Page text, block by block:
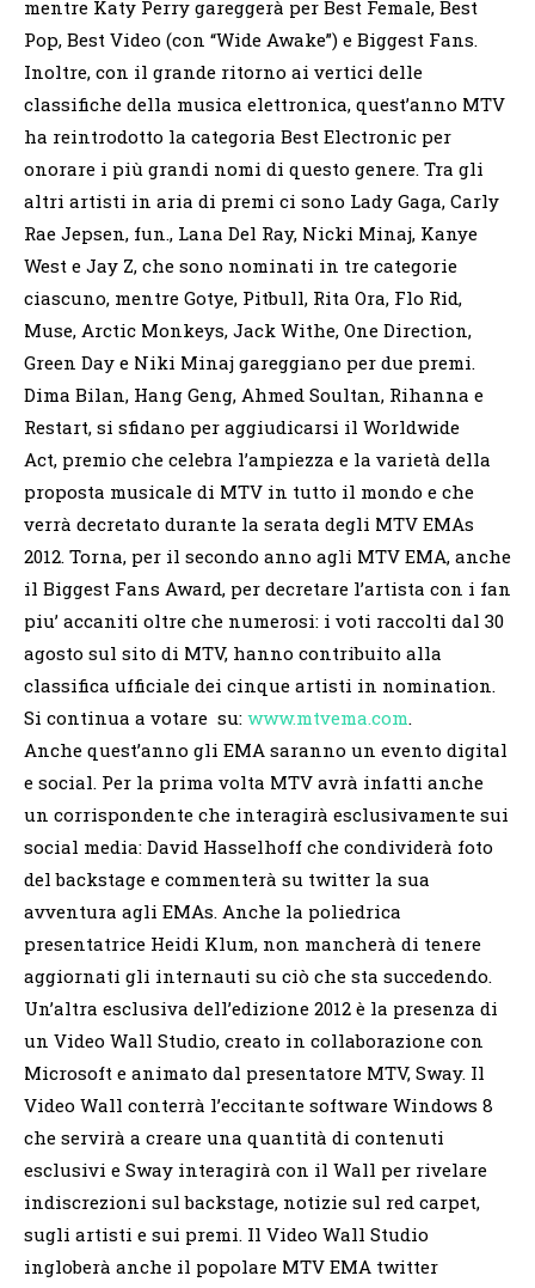
mentre Katy Perry gareggerà per Best Female, Best
Pop, Best Video (con “Wide Awake”) e Biggest Fans.
Inoltre, con il grande ritorno ai vertici delle
classifiche della musica elettronica, quest’anno MTV
ha reintrodotto la categoria Best Electronic per
onorare i più grandi nomi di questo genere. Tra gli
altri artisti in aria di premi ci sono Lady Gaga, Carly
Rae Jepsen, fun., Lana Del Ray, Nicki Minaj, Kanye
West e Jay Z, che sono nominati in tre categorie
ciascuno, mentre Gotye, Pitbull, Rita Ora, Flo Rid,
Muse, Arctic Monkeys, Jack Withe, One Direction,
Green Day e Niki Minaj gareggiano per due premi.
Dima Bilan, Hang Geng, Ahmed Soultan, Rihanna e
Restart, si sfidano per aggiudicarsi il Worldwide
Act, premio che celebra l’ampiezza e la varietà della
proposta musicale di MTV in tutto il mondo e che
verrà decretato durante la serata degli MTV EMAs
2012. Torna, per il secondo anno agli MTV EMA, anche
il Biggest Fans Award, per decretare l’artista con i fan
piu’ accaniti oltre che numerosi: i voti raccolti dal 30
agosto sul sito di MTV, hanno contribuito alla
classifica ufficiale dei cinque artisti in nomination.
Si continua a votare su: www.mtvema.com.
Anche quest’anno gli EMA saranno un evento digital
e social. Per la prima volta MTV avrà infatti anche
un corrispondente che interagirà esclusivamente sui
social media: David Hasselhoff che condividerà foto
del backstage e commenterà su twitter la sua
avventura agli EMAs. Anche la poliedrica
presentatrice Heidi Klum, non mancherà di tenere
aggiornati gli internauti su ciò che sta succedendo.
Un’altra esclusiva dell’edizione 2012 è la presenza di
un Video Wall Studio, creato in collaborazione con
Microsoft e animato dal presentatore MTV, Sway. Il
Video Wall conterrà l’eccitante software Windows 8
che servirà a creare una quantità di contenuti
esclusivi e Sway interagirà con il Wall per rivelare
indiscrezioni sul backstage, notizie sul red carpet,
sugli artisti e sui premi. Il Video Wall Studio
ingloberà anche il popolare MTV EMA twitter